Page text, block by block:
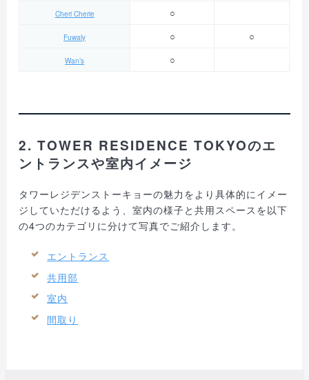
Cheri Cherie ○
Fuwaly ○ ○
Wan’s ○
2. TOWER RESIDENCE TOKYOのエ
ントランスや室内イメージ
タワーレジデンストーキョーの魅力をより具体的にイメー
ジしていただけるよう、室内の様子と共用スペースを以下
の4つのカテゴリに分けて写真でご紹介します。
エントランス
共用部
室内
間取り